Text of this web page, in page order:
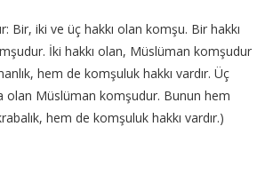
Bir, iki ve üç hakkı olan komşu. Bir hakkı
İki hakkı olan, Müslüman komşudur
hem de komşuluk hakkı vardır. Üç
olan Müslüman komşudur. Bunun hem
hem de komşuluk hakkı vardır.)